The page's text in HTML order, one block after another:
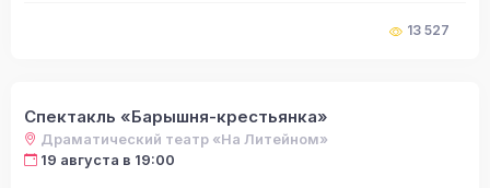
13 527
Спектакль «Барышня-крестьянка»
Драматический театр «На Литейном»
19 августа в 19:00